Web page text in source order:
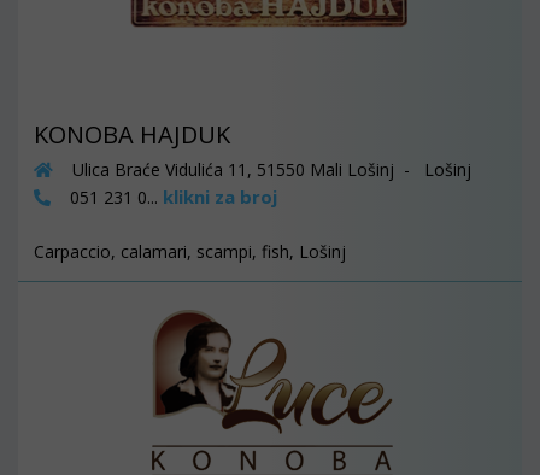
KONOBA HAJDUK
Ulica Braće Vidulića 11, 51550 Mali Lošinj - Lošinj
051 231 0... klikni za broj
Carpaccio, calamari, scampi, fish, Lošinj